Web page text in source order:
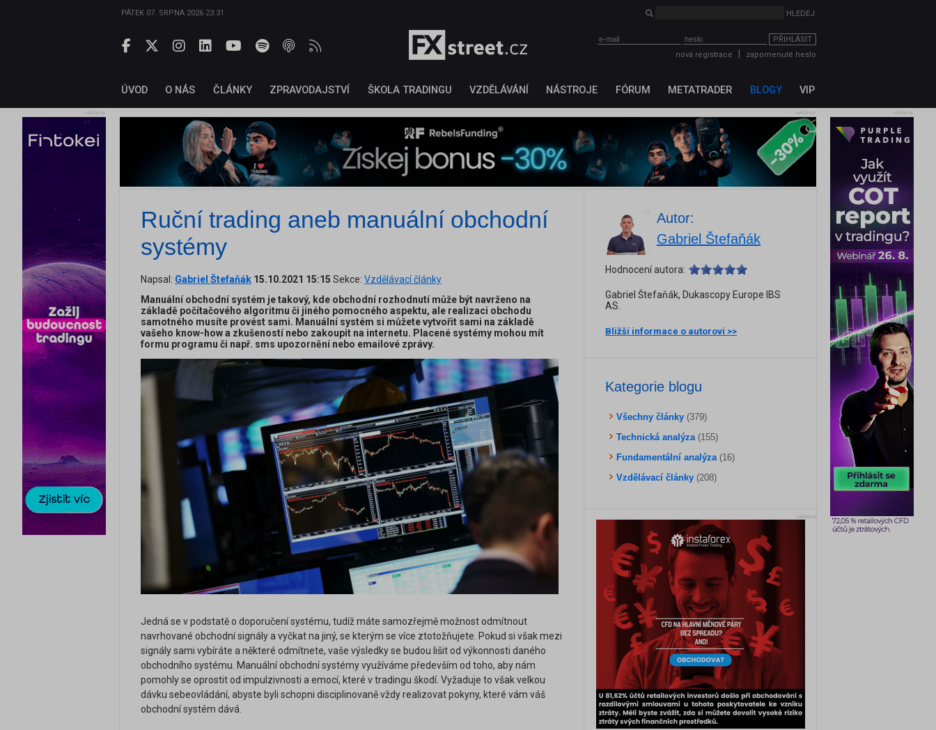
PÁTEK 07. SRPNA 2026 23:31
PŘIHLÁSIT
nová registrace
zapomenuté heslo
ÚVOD O NÁS ČLÁNKY ZPRAVODAJSTVÍ ŠKOLA TRADINGU VZDĚLÁVÁNÍ NÁSTROJE FÓRUM METATRADER BLOGY VIP
reklama reklama
reklama
Ruční trading aneb manuální obchodní
systémy
Napsal: Gabriel Štefaňák 15.10.2021 15:15 Sekce: Vzdělávací články
Manuální obchodní systém je takový, kde obchodní rozhodnutí může být navrženo na
základě počítačového algoritmu či jiného pomocného aspektu, ale realizaci obchodu
samotného musíte provést sami. Manuální systém si můžete vytvořit sami na základě
vašeho know-how a zkušeností nebo zakoupit na internetu. Placené systémy mohou mít
formu programu či např. sms upozornění nebo emailové zprávy.
Jedná se v podstatě o doporučení systému, tudíž máte samozřejmě možnost odmítnout
navrhované obchodní signály a vyčkat na jiný, se kterým se více ztotožňujete. Pokud si však mezi
signály sami vybíráte a některé odmítnete, vaše výsledky se budou lišit od výkonnosti daného
obchodního systému. Manuální obchodní systémy využíváme především od toho, aby nám
pomohly se oprostit od impulzivnosti a emocí, které v tradingu škodí. Vyžaduje to však velkou
dávku sebeovládání, abyste byli schopni disciplinovaně vždy realizovat pokyny, které vám váš
obchodní systém dává.
Autor:
Gabriel Štefaňák
Hodnocení autora:
Gabriel Štefaňák, Dukascopy Europe IBS
AS.
Bližší informace o autorovi >>
Kategorie blogu
Všechny články (379)
Technická analýza(155)
Fundamentální analýza(16)
Vzdělávací články (208)
reklama